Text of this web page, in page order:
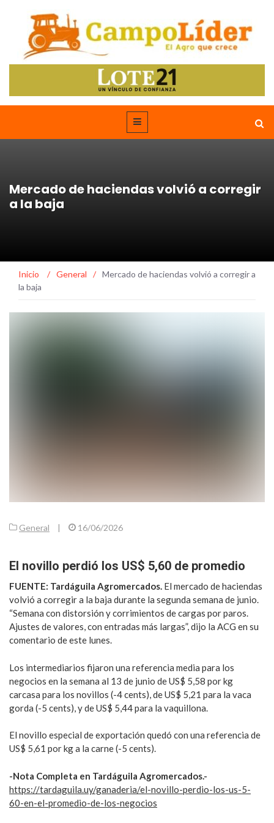
Mercado de haciendas volvió a corregir
a la baja
Inicio / General / Mercado de haciendas volvió a corregir a
la baja
General | 16/06/2026
El novillo perdió los US$ 5,60 de promedio
FUENTE: Tardáguila Agromercados. El mercado de haciendas
volvió a corregir a la baja durante la segunda semana de junio.
“Semana con distorsión y corrimientos de cargas por paros.
Ajustes de valores, con entradas más largas”, dijo la ACG en su
comentario de este lunes.
Los intermediarios fijaron una referencia media para los
negocios en la semana al 13 de junio de US$ 5,58 por kg
carcasa para los novillos (-4 cents), de US$ 5,21 para la vaca
gorda (-5 cents), y de US$ 5,44 para la vaquillona.
El novillo especial de exportación quedó con una referencia de
US$ 5,61 por kg a la carne (-5 cents).
-Nota Completa en Tardáguila Agromercados.-
https://tardaguila.uy/ganaderia/el-novillo-perdio-los-us-5-
60-en-el-promedio-de-los-negocios